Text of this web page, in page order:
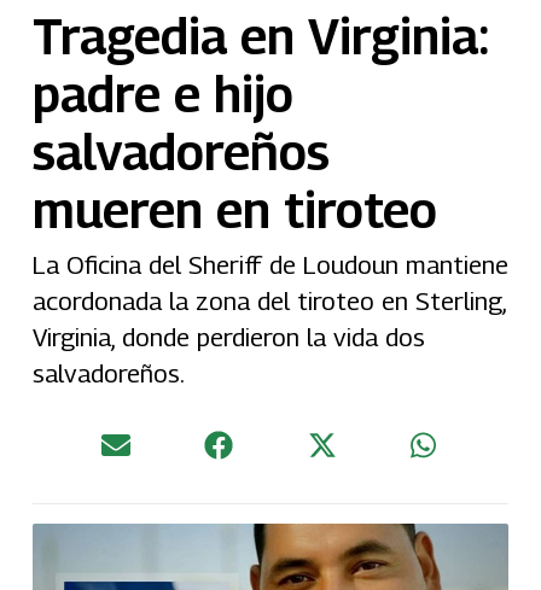
Tragedia en Virginia:
padre e hijo
salvadoreños
mueren en tiroteo
La Oficina del Sheriff de Loudoun mantiene
acordonada la zona del tiroteo en Sterling,
Virginia, donde perdieron la vida dos
salvadoreños.